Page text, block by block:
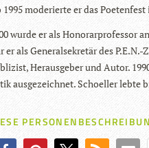
1995 mode­rierte er das Poe­ten­fest
wurde er als Hono­rar­pro­fes­sor
er als Gene­ral­se­kre­tär des
Her­aus­ge­ber und Autor.
aus­ge­zeich­net. Schoel­ler lebte